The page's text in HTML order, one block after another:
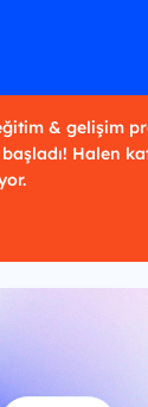
& gelişim
Halen